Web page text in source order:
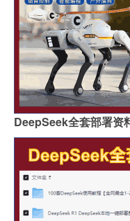
DeepSeek全套部署资